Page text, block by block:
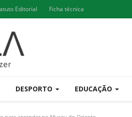
Editorial Ficha técnica
DESPORTO EDUCAÇÃO